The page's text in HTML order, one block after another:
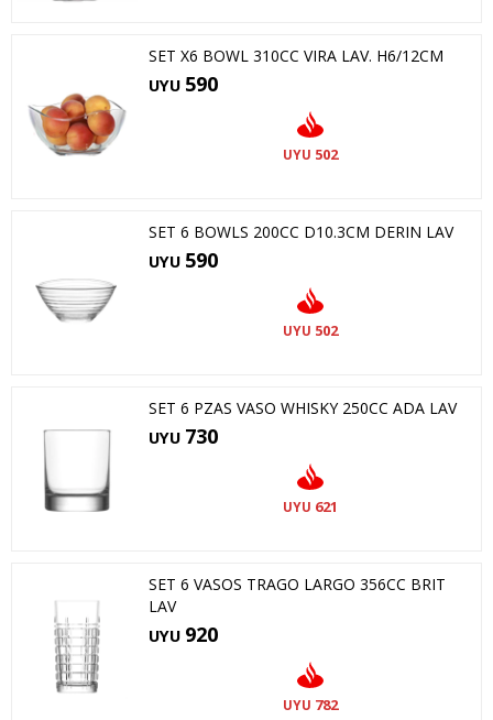
SET X6 BOWL 310CC VIRA LAV. H6/12CM
UYU 590
UYU 502
SET 6 BOWLS 200CC D10.3CM DERIN LAV
UYU 590
UYU 502
SET 6 PZAS VASO WHISKY 250CC ADA LAV
UYU 730
UYU 621
SET 6 VASOS TRAGO LARGO 356CC BRIT
LAV
UYU 920
UYU 782